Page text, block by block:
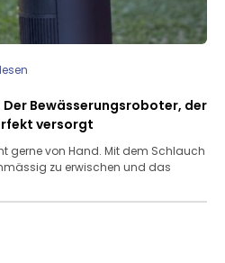
Der Bewässerungsroboter, der
versorgt
gerne von Hand. Mit dem Schlauch
zu erwischen und das